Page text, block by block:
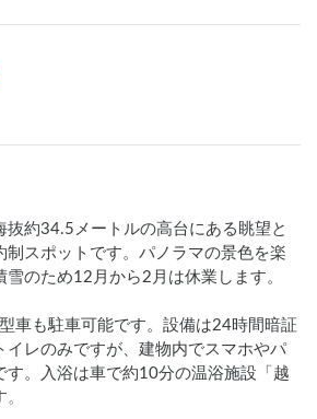
抜約34.5メートルの高台にある眺望と
制スポットです。パノラマの景色を楽
雪のため12月から2月は休業します。
車も駐車可能です。設備は24時間暗証
イレのみですが、建物内でスマホやパ
す。入浴は車で約10分の温浴施設「越